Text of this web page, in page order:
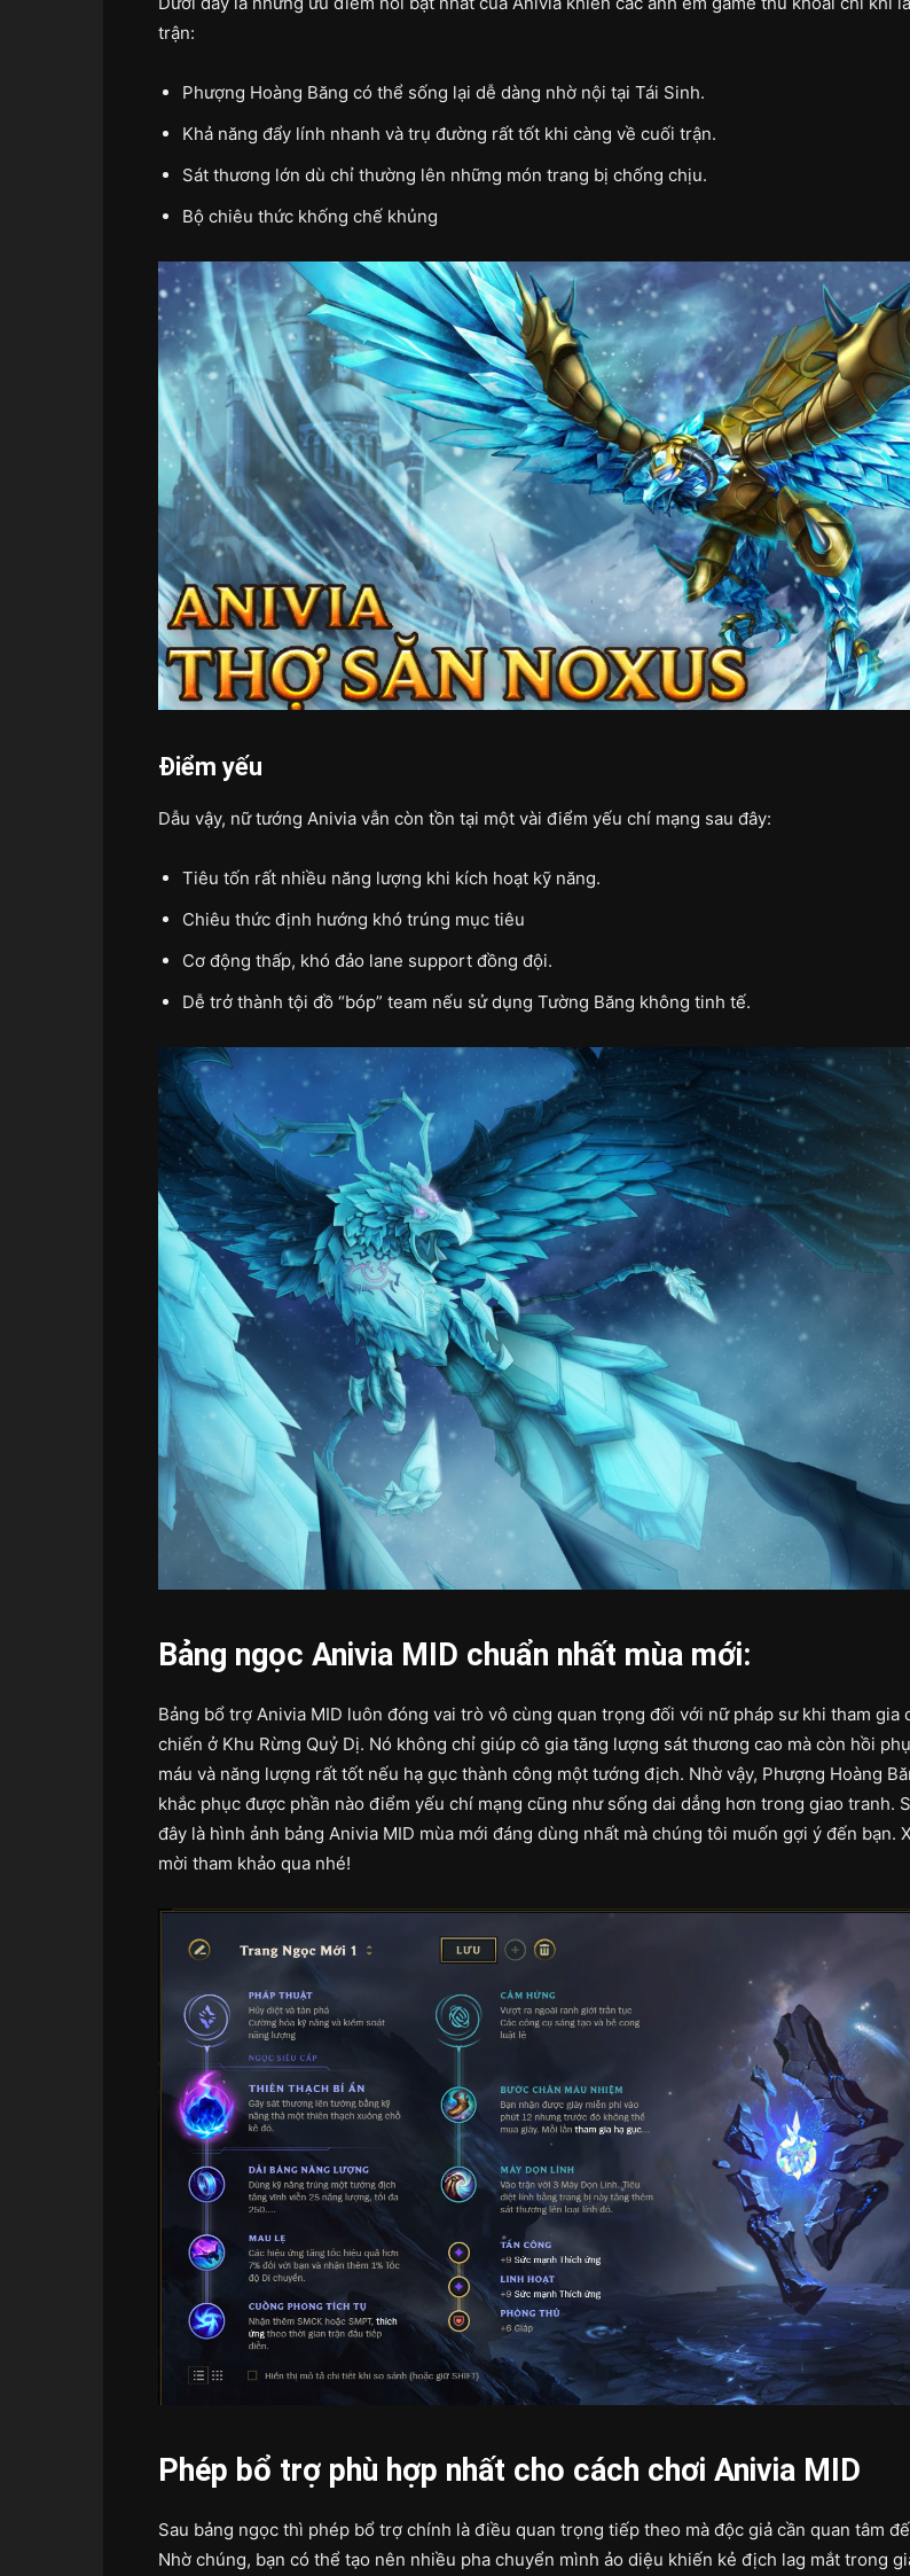
trận:
Phượng Hoàng Băng có thể sống lại dễ dàng nhờ nội tại Tái Sinh.
Khả năng đẩy lính nhanh và trụ đường rất tốt khi càng về cuối trận.
Sát thương lớn dù chỉ thường lên những món trang bị chống chịu.
Bộ chiêu thức khống chế khủng
Điểm yếu
Dẫu vậy, nữ tướng Anivia vẫn còn tồn tại một vài điểm yếu chí mạng sau đây:
Tiêu tốn rất nhiều năng lượng khi kích hoạt kỹ năng.
Chiêu thức định hướng khó trúng mục tiêu
Cơ động thấp, khó đảo lane support đồng đội.
Dễ trở thành tội đồ “bóp” team nếu sử dụng Tường Băng không tinh tế.
Bảng ngọc Anivia MID chuẩn nhất mùa mới:
Bảng bổ trợ Anivia MID luôn đóng vai trò vô cùng quan trọng đối với nữ pháp sư khi tham gia
chiến ở Khu Rừng Quỷ Dị. Nó không chỉ giúp cô gia tăng lượng sát thương cao mà còn hồi
máu và năng lượng rất tốt nếu hạ gục thành công một tướng địch. Nhờ vậy, Phượng Hoàng
khắc phục được phần nào điểm yếu chí mạng cũng như sống dai dẳng hơn trong giao tranh.
đây là hình ảnh bảng Anivia MID mùa mới đáng dùng nhất mà chúng tôi muốn gợi ý đến bạn.
mời tham khảo qua nhé!
Phép bổ trợ phù hợp nhất cho cách chơi Anivia MID
Sau bảng ngọc thì phép bổ trợ chính là điều quan trọng tiếp theo mà độc giả cần quan tâm
Nhờ chúng, bạn có thể tạo nên nhiều pha chuyển mình ảo diệu khiến kẻ địch lag mắt trong